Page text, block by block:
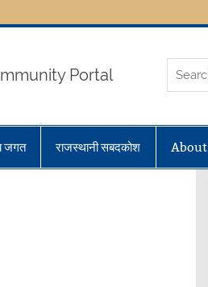
Portal
जगत राजस्थानी सबदकोश About